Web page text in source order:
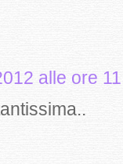
alle ore